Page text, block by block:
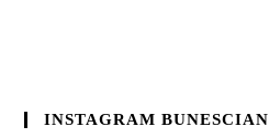
INSTAGRAM BUNESCIAN